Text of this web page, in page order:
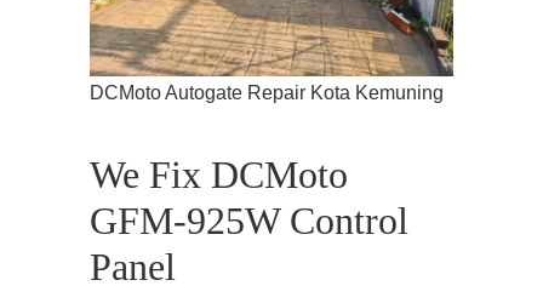
DCMoto Autogate Repair Kota Kemuning
We Fix DCMoto
GFM-925W Control
Panel